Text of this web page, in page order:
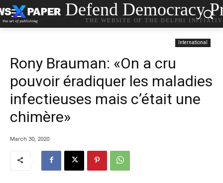
Defend Democracy
THE WEBSITE OF THE DELPHI
International
Rony Brauman: «On a cru
pouvoir éradiquer les maladies
infectieuses mais c’était une
chimère»
March 30, 2020